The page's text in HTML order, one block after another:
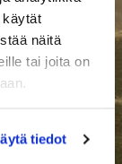
käytät
näitä
tai joita on
tiedot